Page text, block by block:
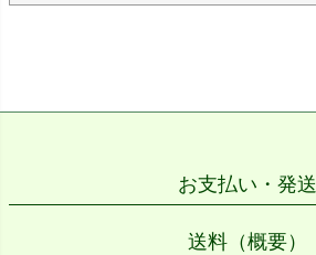
お支払い・発送
送料（概要）